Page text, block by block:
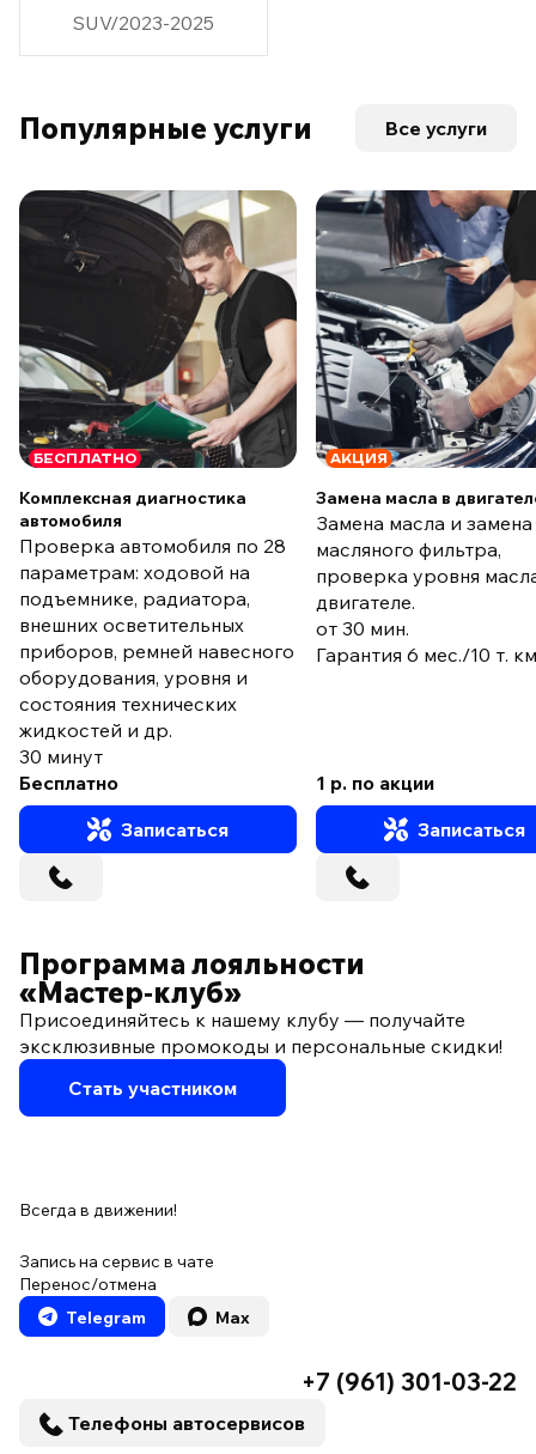
SUV/2023-2025
Популярные услуги Все услуги
БЕСПЛАТНО
Комплексная диагностика
автомобиля
Проверка автомобиля по 28
параметрам: ходовой на
подъемнике, радиатора,
внешних осветительных
приборов, ремней навесного
оборудования, уровня и
состояния технических
жидкостей и др.
30 минут
Бесплатно
Записаться
АКЦИЯ
Замена масла в
Замена масла и замена
масляного фильтра,
проверка уровня
двигателе.
от 30 мин.
Гарантия 6 мес./10 т.
1 р. по акции
Записаться
Программа лояльности
«Мастер‑клуб»
Присоединяйтесь к нашему клубу — получайте
эксклюзивные промокоды и персональные скидки!
Стать участником
Всегда в движении!
Запись на сервис в чате
Перенос/отмена
Telegram
Max
+7 (961) 301-03-22
Телефоны автосервисов